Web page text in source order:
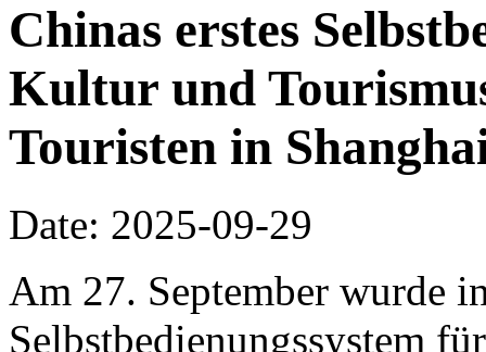
Chinas erstes
Kultur und
Touristen in
Date: 2025-09-29
Am 27. September wurde
Selbstbedienungssystem